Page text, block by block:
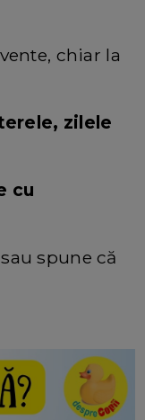
chiar la
zilele
cu
spune că